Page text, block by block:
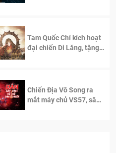
Ngạo Thiên Mobile
Tam Quốc Chí kích hoạt
đại chiến Di Lăng, tặng
Chiến Địa Vô Song ra
mắt máy chủ VS57, sân